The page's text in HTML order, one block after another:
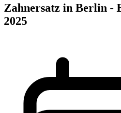
Zahnersatz in Berlin -
2025